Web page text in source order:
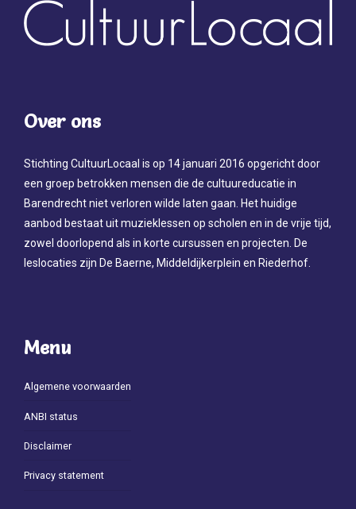
Over ons
Stichting CultuurLocaal is op 14 januari 2016 opgericht door
een groep betrokken mensen die de cultuureducatie in
Barendrecht niet verloren wilde laten gaan. Het huidige
aanbod bestaat uit muzieklessen op scholen en in de vrije tijd,
zowel doorlopend als in korte cursussen en projecten. De
leslocaties zijn De Baerne, Middeldijkerplein en Riederhof.
Menu
Algemene voorwaarden
ANBI status
Disclaimer
Privacy statement